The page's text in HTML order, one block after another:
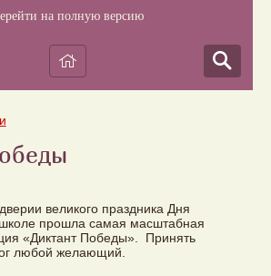
на полную версию
великого праздника Дня
прошла самая масштабная
«Диктант Победы». Принять
любой желающий.